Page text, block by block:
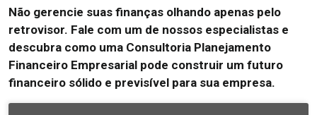
Não gerencie suas finanças olhando apenas pelo
retrovisor. Fale com um de nossos especialistas e
descubra como uma Consultoria Planejamento
Financeiro Empresarial pode construir um futuro
financeiro sólido e previsível para sua empresa.